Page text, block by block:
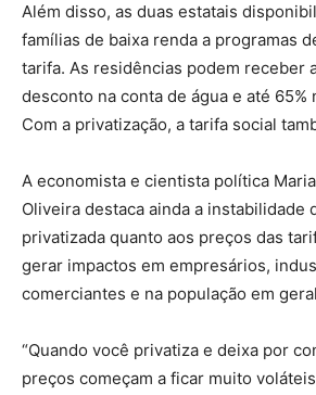
Além disso, as duas estatais
famílias de baixa renda a programas
tarifa. As residências podem receber
desconto na conta de água e até 65%
Com a privatização, a tarifa social
A economista e cientista política
Oliveira destaca ainda a instabilidade
privatizada quanto aos preços das
gerar impactos em empresários,
comerciantes e na população em
“Quando você privatiza e deixa por
preços começam a ficar muito